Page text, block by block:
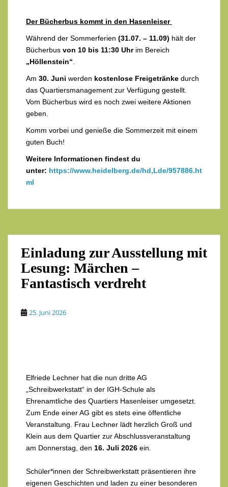
Der Bücherbus kommt in den Hasenleiser
Während der Sommerferien (31.07. – 11.09) hält der
Bücherbus von 10 bis 11:30 Uhrim Bereich
„Höllenstein“.
Am 30. Juni werden kostenlose Freigetränke durch
das Quartiersmanagement zur Verfügung gestellt.
Vom Bücherbus wird es noch zwei weitere Aktionen
geben.
Komm vorbei und genieße die Sommerzeit mit einem
guten Buch!
Weitere Informationen findest du
unter: https://www.heidelberg.de/hd,Lde/957886.ht
ml
Einladung zur Ausstellung mit
Lesung: Märchen –
Fantastisch verdreht
25. Juni 2026
Elfriede Lechner hat die nun dritte AG
„Schreibwerkstatt“ in der IGH-Schule als
Ehrenamtliche des Quartiers Hasenleiser umgesetzt.
Zum Ende einer AG gibt es stets eine öffentliche
Veranstaltung. Frau Lechner lädt herzlich Groß und
Klein aus dem Quartier zur Abschlussveranstaltung
am Donnerstag, den 16. Juli 2026 ein.
Schüler*innen der Schreibwerkstatt präsentieren ihre
eigenen Geschichten und laden zu einer besonderen